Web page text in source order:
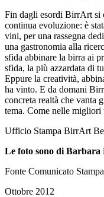
Fin dagli esordi BirrArt si
continua evoluzione: è
vini, per una rassegna
una gastronomia alla
sfida abbinare la birra ai
sfida, la più azzardata di
Eppure la creatività,
ha vinto. E da domani
concreta realtà che vanta
tema. Come nelle migliori
Ufficio Stampa BirrArt
Le foto sono di Barbara
Fonte Comunicato Stampa
Ottobre 2012